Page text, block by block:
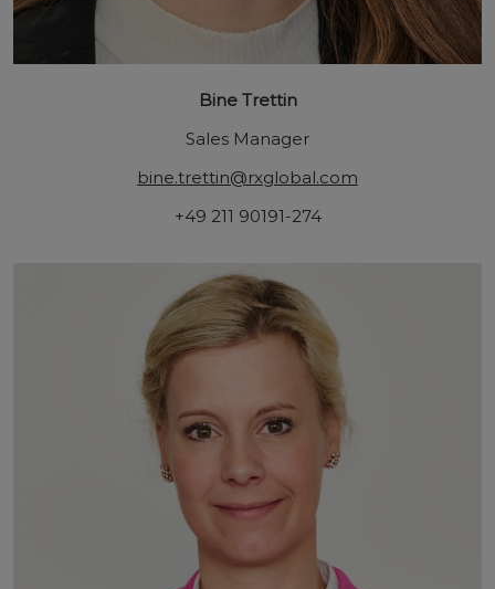
Bine Trettin
Sales Manager
bine.trettin@rxglobal.com
+49 211 90191-274